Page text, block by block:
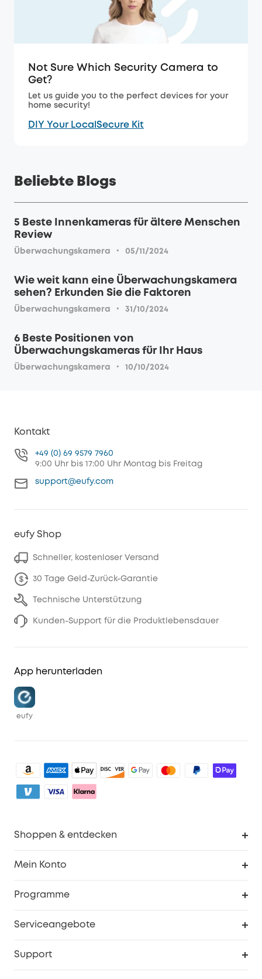
Not Sure Which Security Camera to
Get?
Let us guide you to the perfect devices for your
home security!
DIY Your LocalSecure Kit
Beliebte Blogs
5 Beste Innenkameras für ältere Menschen
Review
Überwachungskamera · 05/11/2024
Wie weit kann eine Überwachungskamera
sehen? Erkunden Sie die Faktoren
Überwachungskamera · 31/10/2024
6 Beste Positionen von
Überwachungskameras für Ihr Haus
Überwachungskamera · 10/10/2024
Kontakt
+49 (0) 69 9579 7960
9:00 Uhr bis 17:00 Uhr Montag bis Freitag
support@eufy.com
eufy Shop
Schneller, kostenloser Versand
30 Tage Geld-Zurück-Garantie
Technische Unterstützung
Kunden-Support für die Produktlebensdauer
App herunterladen
eufy
Shoppen & entdecken
Mein Konto
Programme
Serviceangebote
Support